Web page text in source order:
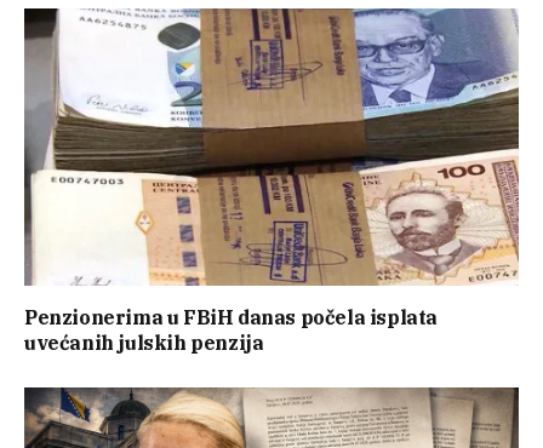
Penzionerima u FBiH danas počela isplata
uvećanih julskih penzija